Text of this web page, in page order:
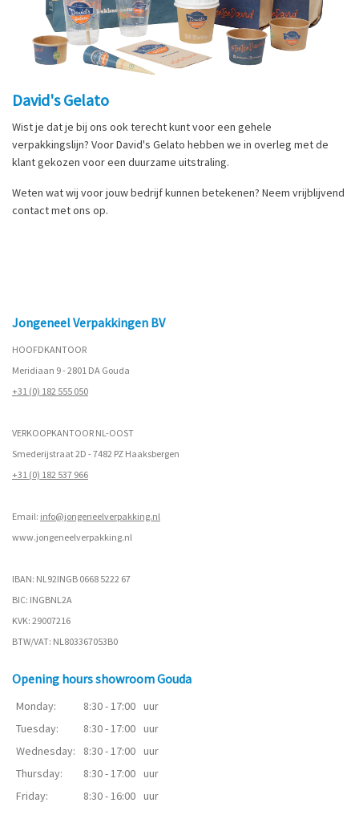
David's Gelato
Wist je dat je bij ons ook terecht kunt voor een gehele
verpakkingslijn? Voor David's Gelato hebben we in overleg met de
klant gekozen voor een duurzame uitstraling.
Weten wat wij voor jouw bedrijf kunnen betekenen? Neem vrijblijvend
contact met ons op.
Jongeneel Verpakkingen BV
HOOFDKANTOOR
Meridiaan 9 - 2801 DA Gouda
+31 (0) 182 555 050
VERKOOPKANTOOR NL-OOST
Smederijstraat 2D - 7482 PZ Haaksbergen
+31 (0) 182 537 966
Email: info@jongeneelverpakking.nl
www.jongeneelverpakking.nl
IBAN: NL92INGB 0668 5222 67
BIC: INGBNL2A
KVK: 29007216
BTW/VAT: NL803367053B0
Opening hours showroom Gouda
Monday: 8:30 - 17:00 uur
Tuesday:
8:30 - 17:00 uur
Wednesday:
8:30 - 17:00 uur
Thursday:
8:30 - 17:00 uur
Friday:
8:30 - 16:00 uur